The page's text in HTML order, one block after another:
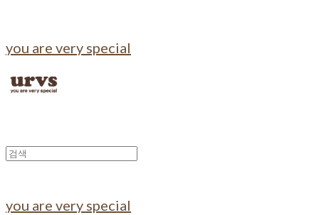
you are very special
you are very special